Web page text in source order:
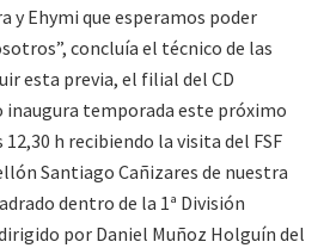
y Ehymi que esperamos poder
concluía el técnico de las
esta previa, el filial del CD
temporada este próximo
h recibiendo la visita del FSF
Santiago Cañizares de nuestra
dentro de la 1ª División
por Daniel Muñoz Holguín del